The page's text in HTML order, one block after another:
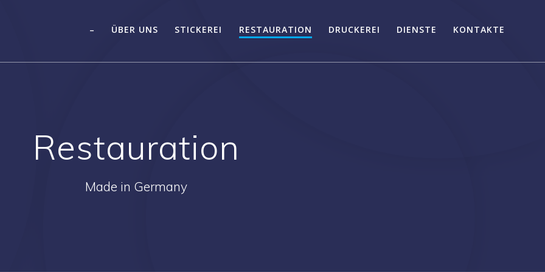
– ÜBER UNS STICKEREI RESTAURATION DRUCKEREI DIENSTE KONTAKTE
Restauration
Made in Germany